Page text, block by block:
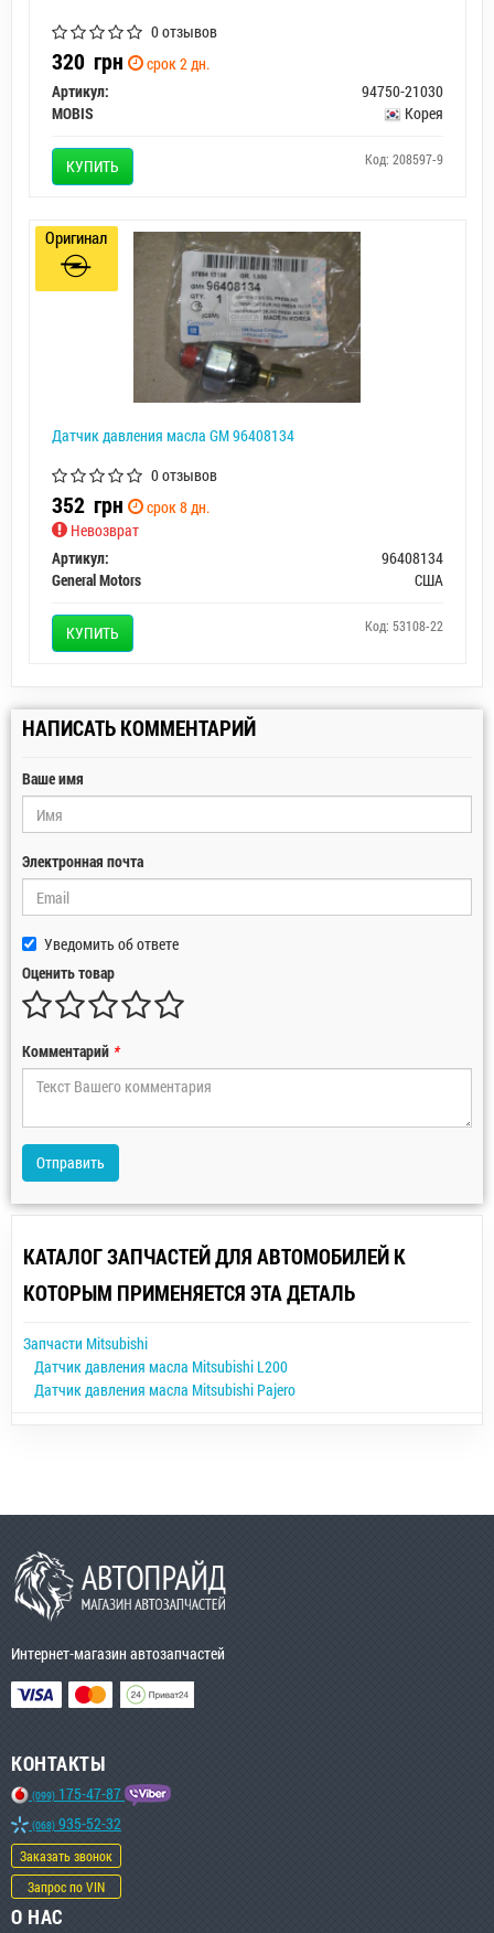
0 отзывов
320 грн
срок 2 дн.
Артикул:
94750-21030
MOBIS
Корея
КУПИТЬ Код: 208597-9
Датчик давления масла GM 96408134
0 отзывов
352 грн
срок 8 дн.
Невозврат
Артикул:
96408134
General Motors
США
КУПИТЬ Код: 53108-22
Оригинал
НАПИСАТЬ КОММЕНТАРИЙ
Ваше имя
Электронная почта
Уведомить об ответе
Оценить товар
Комментарий *
Отправить
КАТАЛОГ ЗАПЧАСТЕЙ ДЛЯ АВТОМОБИЛЕЙ К
КОТОРЫМ ПРИМЕНЯЕТСЯ ЭТА ДЕТАЛЬ
Запчасти Mitsubishi
Датчик давления масла Mitsubishi L200
Датчик давления масла Mitsubishi Pajero
Интернет-магазин автозапчастей
КОНТАКТЫ
(099) 175-47-87
(068) 935-52-32
Заказать звонок
Запрос по VIN
О НАС